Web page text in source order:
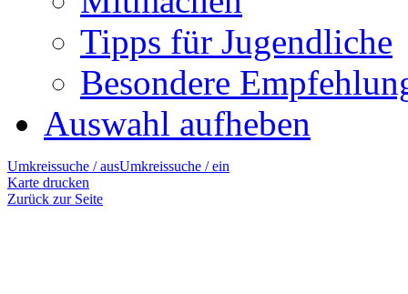
Tipps für Jugendliche
Besondere
Auswahl aufheben
Umkreissuche / ausUmkreissuche / ein
Karte drucken
Zurück zur Seite